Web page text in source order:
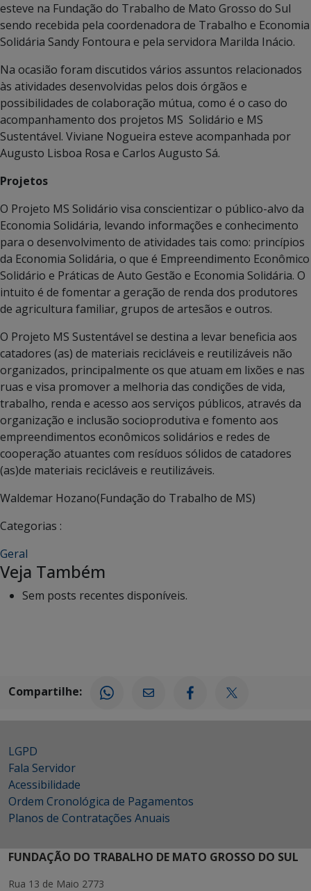
esteve na Fundação do Trabalho de Mato Grosso do Sul
sendo recebida pela coordenadora de Trabalho e Economia
Solidária Sandy Fontoura e pela servidora Marilda Inácio.
Na ocasião foram discutidos vários assuntos relacionados
às atividades desenvolvidas pelos dois órgãos e
possibilidades de colaboração mútua, como é o caso do
acompanhamento dos projetos MS Solidário e MS
Sustentável. Viviane Nogueira esteve acompanhada por
Augusto Lisboa Rosa e Carlos Augusto Sá.
Projetos
O Projeto MS Solidário visa conscientizar o público-alvo da
Economia Solidária, levando informações e conhecimento
para o desenvolvimento de atividades tais como: princípios
da Economia Solidária, o que é Empreendimento Econômico
Solidário e Práticas de Auto Gestão e Economia Solidária. O
intuito é de fomentar a geração de renda dos produtores
de agricultura familiar, grupos de artesãos e outros.
O Projeto MS Sustentável se destina a levar beneficia aos
catadores (as) de materiais recicláveis e reutilizáveis não
organizados, principalmente os que atuam em lixões e nas
ruas e visa promover a melhoria das condições de vida,
trabalho, renda e acesso aos serviços públicos, através da
organização e inclusão socioprodutiva e fomento aos
empreendimentos econômicos solidários e redes de
cooperação atuantes com resíduos sólidos de catadores
(as)de materiais recicláveis e reutilizáveis.
Waldemar Hozano(Fundação do Trabalho de MS)
Categorias :
Geral
Veja Também
Sem posts recentes disponíveis.
Compartilhe:
LGPD
Fala Servidor
Acessibilidade
Ordem Cronológica de Pagamentos
Planos de Contratações Anuais
FUNDAÇÃO DO TRABALHO DE MATO GROSSO DO SUL
Rua 13 de Maio 2773